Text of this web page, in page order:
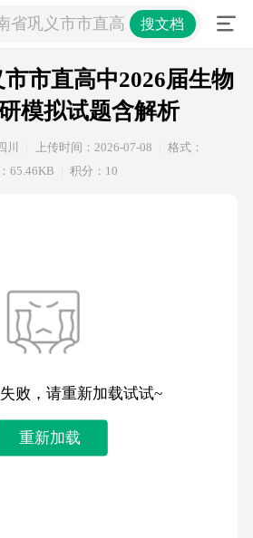
省巩义市市直高中2026届生物高
搜文档
市直高中2026届生物
模拟试题含解析
川 上传时间：2026-07-08
格式：
65.46KB 积分：10
败，请重新加载试试~
重新加载